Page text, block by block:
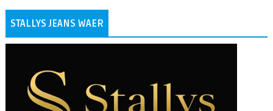
STALLYS JEANS WAER